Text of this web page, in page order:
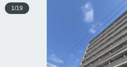
1 /19